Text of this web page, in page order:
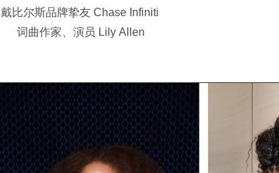
戴比尔斯品牌挚友 Chase Infiniti
词曲作家、演员 Lily Allen